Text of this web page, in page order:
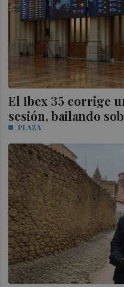
El Ibex 35 corrige
sesión, bailando
PLAZA